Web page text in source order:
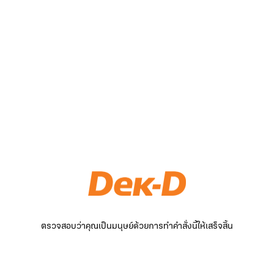
ตรวจสอบว่าคุณเป็นมนุษย์ด้วยการทำคำสั่งนี้ให้เสร็จสิ้น